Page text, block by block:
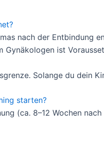
nach der Entbindung
Gynäkologen ist
Solange du dein
starten?
(ca. 8–12 Wochen